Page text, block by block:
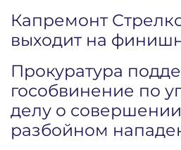
Капремонт
выходит на
Прокуратура
гособвинение по
делу о
разбойном